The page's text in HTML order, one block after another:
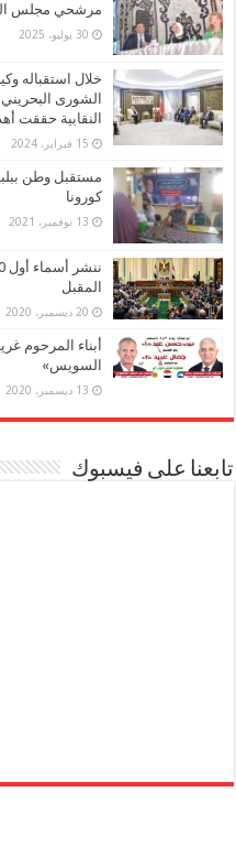
مرشحي مجلس
30 يوليو، 2025
خلال استقباله
الشورى
النقابية حققت
15 فبراير، 2024
مستقبل وطن
كورونا
13 نوفمبر، 2021
المقبل
20 ديسمبر، 2020
أبناء المرحوم
السويس»
13 ديسمبر، 2020
تابعنا على فيسبوك